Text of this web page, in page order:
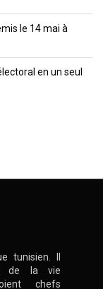
le 14 mai à
en un seul
tunisien. Il
de la vie
chefs